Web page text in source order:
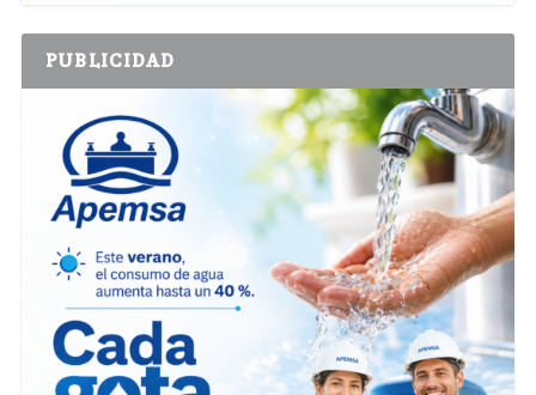
PUBLICIDAD